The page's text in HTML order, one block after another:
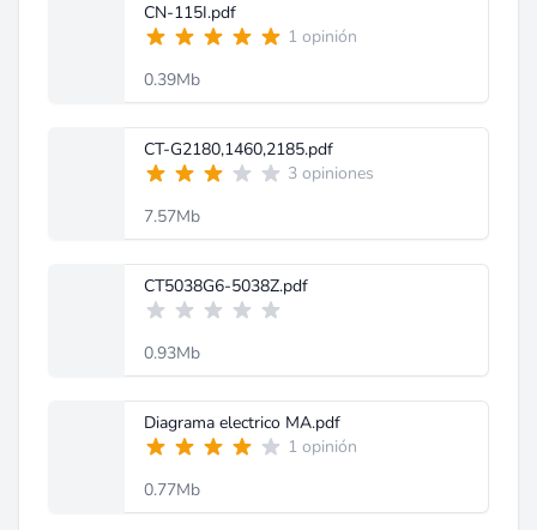
CN-115I.pdf
1 opinión
0.39Mb
CT-G2180,1460,2185.pdf
3 opiniones
7.57Mb
CT5038G6-5038Z.pdf
0.93Mb
Diagrama electrico MA.pdf
1 opinión
0.77Mb